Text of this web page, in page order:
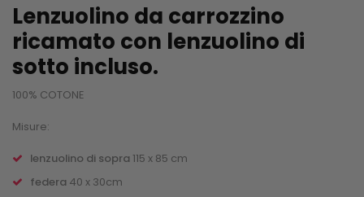
Lenzuolino da carrozzino
ricamato con lenzuolino di
sotto incluso.
100% COTONE
Misure:
lenzuolino di sopra 115 x 85 cm
federa 40 x 30cm